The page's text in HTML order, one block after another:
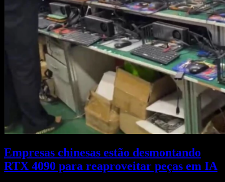
Empresas chinesas estão desmontando
RTX 4090 para reaproveitar peças em IA